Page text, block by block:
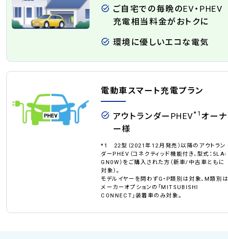
ご自宅での毎晩のEV・PHEV
充電相当料金がおトクに
環境に優しいエコな電気
電動車スマート充電プラン
アウトランダーPHEV*1 オーナ
ー様
*1 22型（2021年12月発売）以降のアウトラン
ダーPHEV（コネクティッド機能付き、型式：5LA-
GN0W）をご購入された方（新車/中古車ともに
対象）。
モデルイヤーを問わずG・P類別は対象、M類別は
メーカーオプションの「MITSUBISHI
CONNECT」装着車のみ対象。